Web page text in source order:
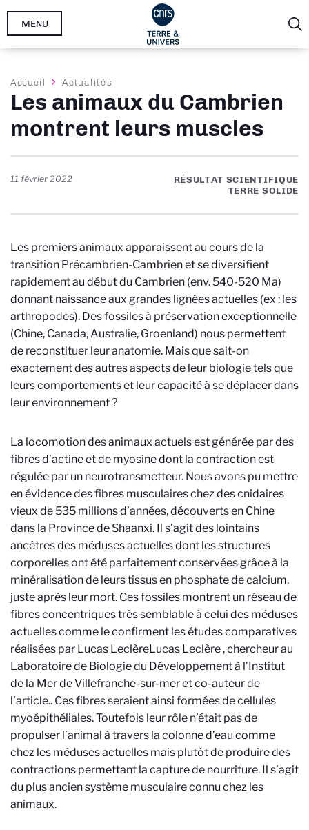
Aller
MENU
Fil
d'Ariane
Accueil Actualités
Les animaux du Cambrien
montrent leurs muscles
11 février 2022
RÉSULTAT SCIENTIFIQUE
TERRE SOLIDE
Les premiers animaux apparaissent au cours de la
transition Précambrien-Cambrien et se diversifient
rapidement au début du Cambrien (env. 540-520 Ma)
donnant naissance aux grandes lignées actuelles (ex : les
arthropodes). Des fossiles à préservation exceptionnelle
(Chine, Canada, Australie, Groenland) nous permettent
de reconstituer leur anatomie. Mais que sait-on
exactement des autres aspects de leur biologie tels que
leurs comportements et leur capacité à se déplacer dans
leur environnement ?
La locomotion des animaux actuels est générée par des
fibres d’actine et de myosine dont la contraction est
régulée par un neurotransmetteur. Nous avons pu mettre
en évidence des fibres musculaires chez des cnidaires
vieux de 535 millions d’années, découverts en Chine
dans la Province de Shaanxi. Il s’agit des lointains
ancêtres des méduses actuelles dont les structures
corporelles ont été parfaitement conservées grâce à la
minéralisation de leurs tissus en phosphate de calcium,
juste après leur mort. Ces fossiles montrent un réseau de
fibres concentriques très semblable à celui des méduses
actuelles comme le confirment les études comparatives
réalisées par Lucas LeclèreLucas Leclère , chercheur au
Laboratoire de Biologie du Développement à l’Institut
de la Mer de Villefranche-sur-mer et co-auteur de
l’article.. Ces fibres seraient ainsi formées de cellules
myoépithéliales. Toutefois leur rôle n’était pas de
propulser l’animal à travers la colonne d’eau comme
chez les méduses actuelles mais plutôt de produire des
contractions permettant la capture de nourriture. Il s’agit
du plus ancien système musculaire connu chez les
animaux.